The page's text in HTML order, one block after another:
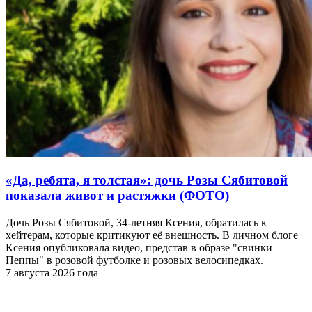
«Да, ребята, я толстая»: дочь Розы Сябитовой
показала живот и растяжки (ФОТО)
Дочь Розы Сябитовой, 34-летняя Ксения, обратилась к
хейтерам, которые критикуют её внешность. В личном блоге
Ксения опубликовала видео, представ в образе "свинки
Пеппы" в розовой футболке и розовых велосипедках.
7 августа 2026 года